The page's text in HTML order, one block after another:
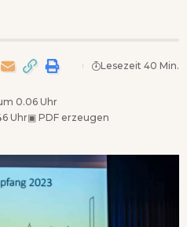
0.06 Uhr
Uhr▣ PDF erzeugen
Lesezeit 40 Min.